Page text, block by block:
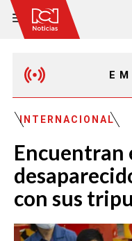
MAÑANA
EMISIÓN
INTERNACIONAL
Encuentran
con sus